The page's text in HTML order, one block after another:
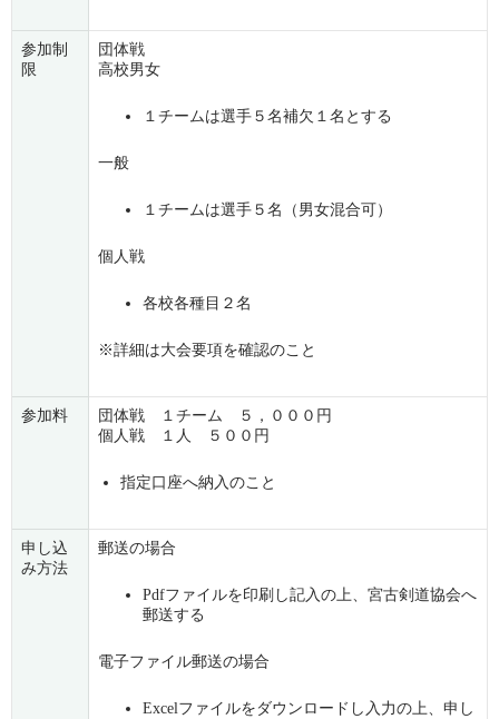
参加制
限
団体戦
高校男女
１チームは選手５名補欠１名とする
一般
１チームは選手５名（男女混合可）
個人戦
各校各種目２名
※詳細は大会要項を確認のこと
参加料
団体戦 １チーム ５，０００円
個人戦 １人 ５００円
指定口座へ納入のこと
申し込
み方法
郵送の場合
Pdfファイルを印刷し記入の上、宮古剣道協会へ
郵送する
電子ファイル郵送の場合
Excelファイルをダウンロードし入力の上、申し